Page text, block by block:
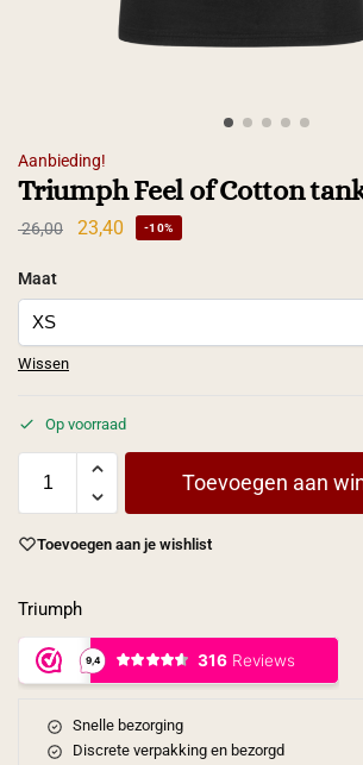
Aanbieding!
Triumph Feel of Cotton
26,00 23,40 -10%
Maat
Wissen
Op voorraad
Toevoegen aan
Toevoegen aan je wishlist
Triumph
Snelle bezorging
Discrete verpakking en bezorgd